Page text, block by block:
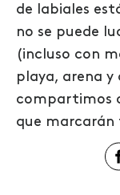
de labiales
no se puede
(incluso con
playa, arena
compartimos
que marcarán